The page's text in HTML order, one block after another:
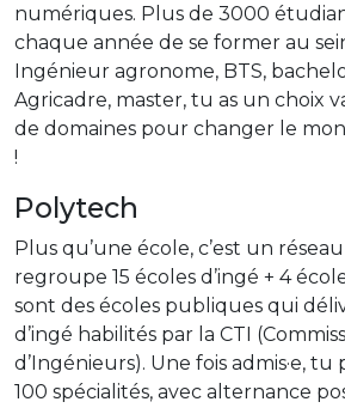
numériques. Plus de 3000
chaque année de se former au
Ingénieur agronome, BTS,
Agricadre, master, tu as un choix
de domaines pour changer le
!
Polytech
Plus qu’une école, c’est un
regroupe 15 écoles d’ingé + 4
sont des écoles publiques qui
d’ingé habilités par la CTI
d’Ingénieurs). Une fois admis·e,
100 spécialités, avec alternance